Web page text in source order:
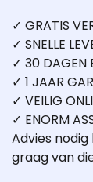
✓ GRATIS
✓ SNELLE
✓ 30 DAGEN
✓ 1 JAAR
✓ VEILIG
✓ ENORM
Advies
graag van